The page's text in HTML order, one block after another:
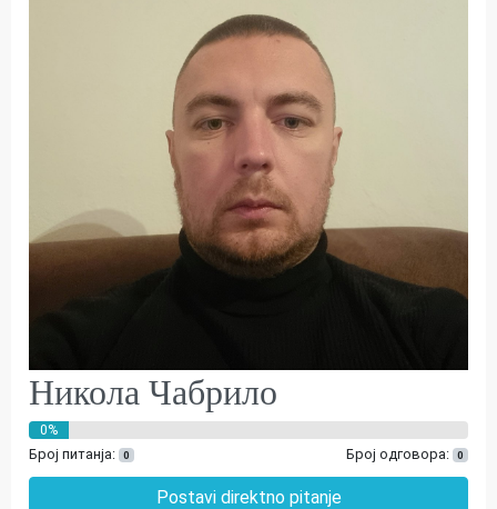
Никола Чабрило
0%
Број питанја: 0 Број одговора: 0
Postavi direktno pitanje